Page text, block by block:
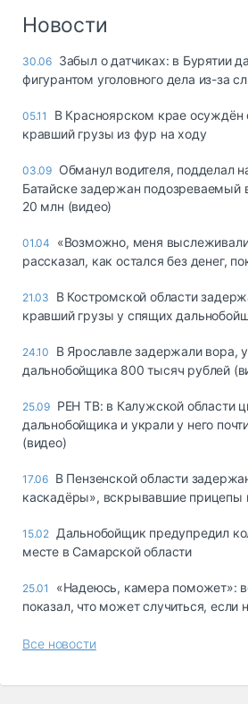
Новости
30.06 Забыл о датчиках: в Бурятии
фигурантом уголовного дела из-за
05.11
В Красноярском крае
кравший грузы из фур на ходу
03.09 Обманул водителя, подделал
Батайске задержан подозреваемый
20 млн (видео)
01.04
«Возможно, меня
рассказал, как остался без денег,
21.03
В Костромской области
кравший грузы у спящих
24.10
В Ярославле задержали вора,
дальнобойщика 800 тысяч рублей
25.09 РЕН ТВ: в Калужской области
дальнобойщика и украли у него
(видео)
17.06 В Пензенской области
каскадёры», вскрывавшие прицепы
15.02 Дальнобойщик предупредил
месте в Самарской области
25.01
«Надеюсь, камера поможет»:
показал, что может случиться, если
Все новости